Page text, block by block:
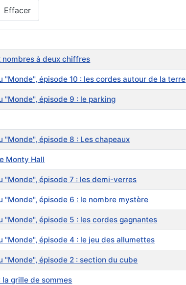
Effacer
nombres à deux chiffres
"Monde", épisode 10 : les cordes autour de la terre
"Monde", épisode 9 : le parking
épisode 8 : Les chapeaux
Monty Hall
"Monde", épisode 7 : les demi-verres
"Monde", épisode 6 : le nombre mystère
"Monde", épisode 5 : les cordes gagnantes
"Monde", épisode 4 : le jeu des allumettes
"Monde", épisode 2 : section du cube
grille de sommes